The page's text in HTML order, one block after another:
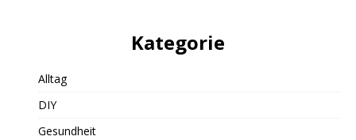
Kategorie
Alltag
DIY
Gesundheit